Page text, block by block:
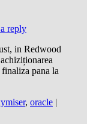
reply
in Redwood
pana la
, oracle |